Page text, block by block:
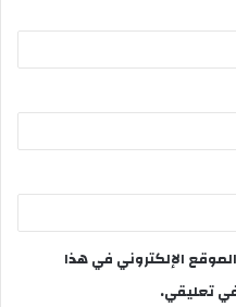
الإلكتروني في هذا
تعليقي.